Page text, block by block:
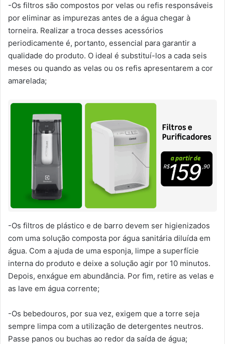
-Os filtros são compostos por velas ou refis responsáveis
por eliminar as impurezas antes de a água chegar à
torneira. Realizar a troca desses acessórios
periodicamente é, portanto, essencial para garantir a
qualidade do produto. O ideal é substituí-los a cada seis
meses ou quando as velas ou os refis apresentarem a cor
amarelada;
-Os filtros de plástico e de barro devem ser higienizados
com uma solução composta por água sanitária diluída em
água. Com a ajuda de uma esponja, limpe a superfície
interna do produto e deixe a solução agir por 10 minutos.
Depois, enxágue em abundância. Por fim, retire as velas e
as lave em água corrente;
-Os bebedouros, por sua vez, exigem que a torre seja
sempre limpa com a utilização de detergentes neutros.
Passe panos ou buchas ao redor da saída de água;